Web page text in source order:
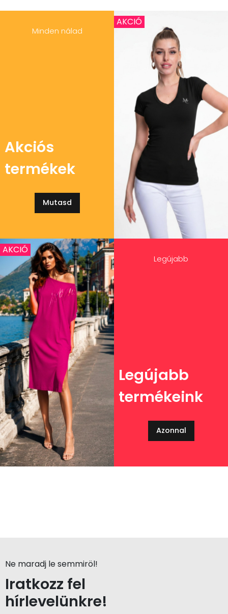
Minden nálad
Akciós
termékek
Mutasd
AKCIÓ
Legújabb
Legújabb
termékeink
Azonnal
AKCIÓ
Ne maradj le semmiröl!
Iratkozz fel
hírlevelünkre!